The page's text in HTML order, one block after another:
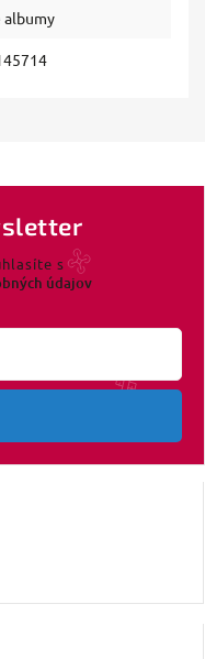
albumy
s
údajov